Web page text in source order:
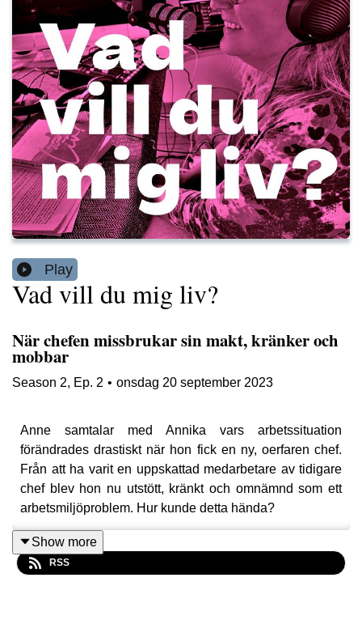
Play
Vad vill du mig liv?
När chefen missbrukar sin makt, kränker och
mobbar
Season 2, Ep. 2 • onsdag 20 september 2023
Anne samtalar med Annika vars arbetssituation
förändrades drastiskt när hon fick en ny, oerfaren chef.
Från att ha varit en uppskattad medarbetare av tidigare
chef blev hon nu utstött, kränkt och omnämnd som ett
arbetsmiljöproblem. Hur kunde detta hända?
Show more
RSS